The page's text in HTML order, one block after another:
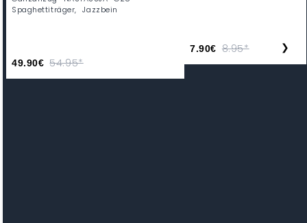
Spaghettiträger, Jazzbein
49.90€ 54.95*
7.90€ 8.95* ❯